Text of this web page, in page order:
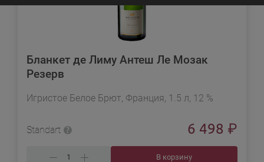
Бланкет де Лиму Антеш Ле Мозак
Резерв
Игристое Белое Брют, Франция, 1.5 л, 12 %
Standart 6 498 ₽
В корзину